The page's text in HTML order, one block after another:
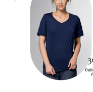
付款後全家取貨
每筆NT$60，滿
7-11取貨付款
每筆NT$60，滿
付款後7-11取貨